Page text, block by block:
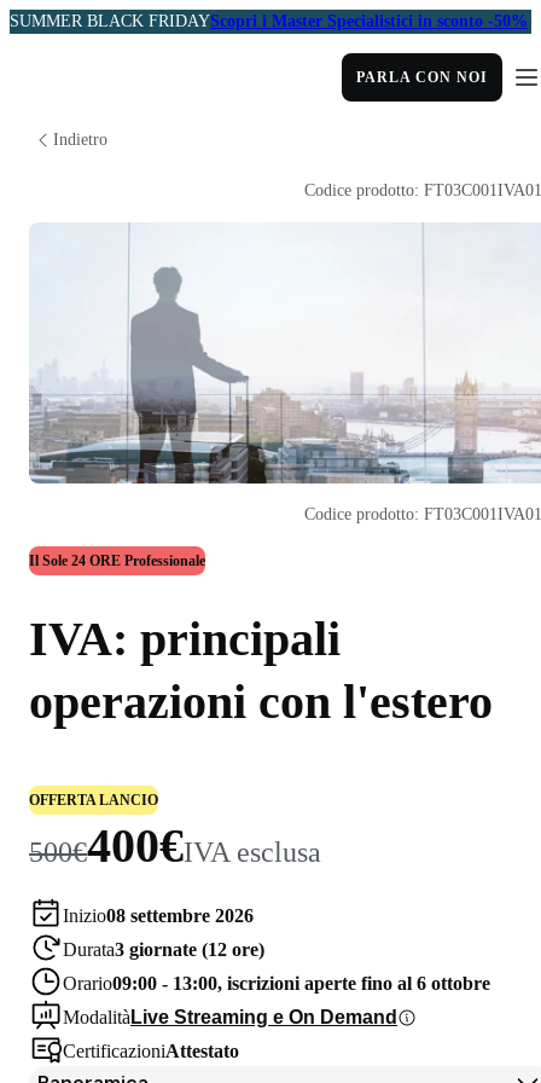
SUMMER BLACK FRIDAYScopri i Master Specialistici in sconto -50%
PARLA CON NOI
Indietro
Il Sole 24 ORE Professionale
IVA: principali
operazioni con l'estero
OFFERTA LANCIO
500€400€IVA esclusa
Inizio08 settembre 2026
Durata3 giornate (12 ore)
Orario09:00 - 13:00, iscrizioni aperte fino al 6 ottobre
Modalità Live Streaming e On Demand
CertificazioniAttestato
Codice prodotto:
Codice prodotto: